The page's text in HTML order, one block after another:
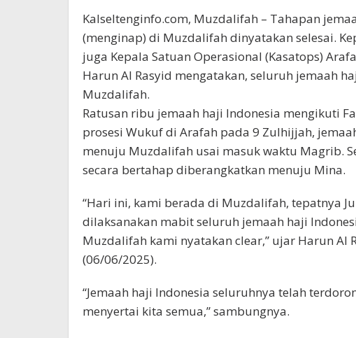
Kalseltenginfo.com, Muzdalifah – Tahapan
(menginap) di Muzdalifah dinyatakan selesai.
juga Kepala Satuan Operasional (Kasatops)
Harun Al Rasyid mengatakan, seluruh jemaah
Muzdalifah.
Ratusan ribu jemaah haji Indonesia mengikuti
prosesi Wukuf di Arafah pada 9 Zulhijjah,
menuju Muzdalifah usai masuk waktu Magrib.
secara bertahap diberangkatkan menuju Mina.
“Hari ini, kami berada di Muzdalifah, tepatnya
dilaksanakan mabit seluruh jemaah haji
Muzdalifah kami nyatakan clear,” ujar Harun Al
(06/06/2025).
“Jemaah haji Indonesia seluruhnya telah
menyertai kita semua,” sambungnya.